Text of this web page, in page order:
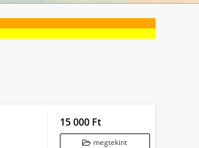
15 000 Ft
megtekint